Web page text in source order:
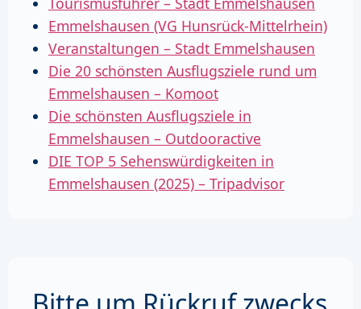
Emmelshausen (VG Hunsrück-Mittelrhein)
Veranstaltungen – Stadt Emmelshausen
Die 20 schönsten Ausflugsziele rund um
Emmelshausen – Komoot
Die schönsten Ausflugsziele in
Emmelshausen – Outdooractive
DIE TOP 5 Sehenswürdigkeiten in
Emmelshausen (2025) – Tripadvisor